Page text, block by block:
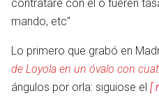
contratare con él o fueren
mando, etc"
Lo primero que grabó en
de Loyola en un óvalo con
ángulos por orla: siguiose el [